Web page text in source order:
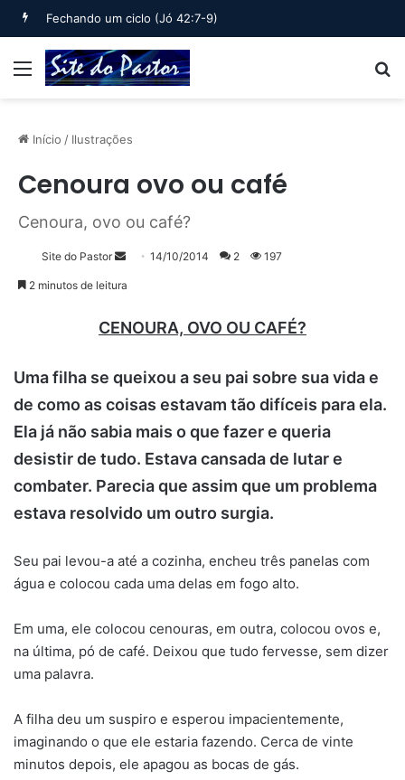
Fechando um ciclo (Jó 42:7-9)
Menu
Início / Ilustrações
Cenoura ovo ou café
Cenoura, ovo ou café?
Site do Pastor
Mande
mail
14/10/2014 2 197
2 minutos de leitura
CENOURA, OVO OU CAFÉ?
Uma filha se queixou a seu pai sobre sua vida e
de como as coisas estavam tão difíceis para ela.
Ela já não sabia mais o que fazer e queria
desistir de tudo. Estava cansada de lutar e
combater. Parecia que assim que um problema
estava resolvido um outro surgia.
Seu pai levou-a até a cozinha, encheu três panelas com
água e colocou cada uma delas em fogo alto.
Em uma, ele colocou cenouras, em outra, colocou ovos e,
na última, pó de café. Deixou que tudo fervesse, sem dizer
uma palavra.
A filha deu um suspiro e esperou impacientemente,
imaginando o que ele estaria fazendo. Cerca de vinte
minutos depois, ele apagou as bocas de gás.